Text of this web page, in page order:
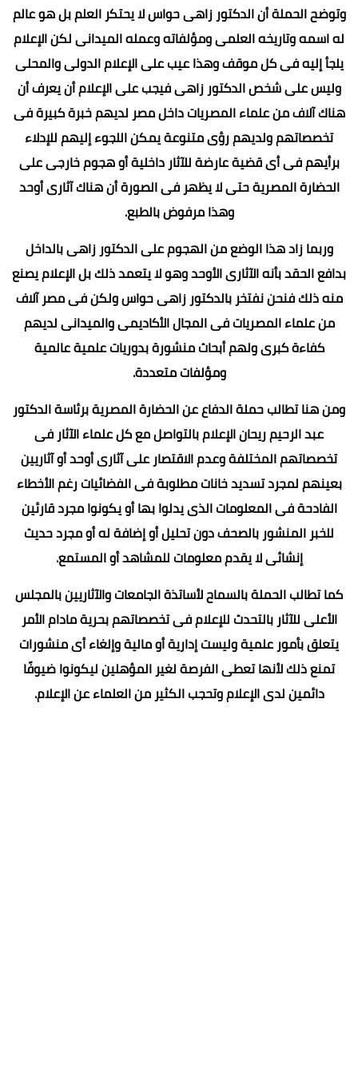
وتوضح الحملة أن الدكتور زاهى حواس لا يحتكر العلم بل هو عالم
له اسمه وتاريخه العلمى ومؤلفاته وعمله الميدانى لكن الإعلام
يلجأ إليه فى كل موقف وهذا عيب على الإعلام الدولى والمحلى
وليس على شخص الدكتور زاهى فيجب على الإعلام أن يعرف أن
هناك آلاف من علماء المصريات داخل مصر لديهم خبرة كبيرة فى
تخصصاتهم ولديهم رؤى متنوعة يمكن اللجوء إليهم للإدلاء
برأيهم فى أى قضية عارضة للآثار داخلية أو هجوم خارجى على
الحضارة المصرية حتى لا يظهر فى الصورة أن هناك آثارى أوحد
وهذا مرفوض بالطبع.
وربما زاد هذا الوضع من الهجوم على الدكتور زاهى بالداخل
بدافع الحقد بأنه الآثارى الأوحد وهو لا يتعمد ذلك بل الإعلام يصنع
منه ذلك فنحن نفتخر بالدكتور زاهى حواس ولكن فى مصر آلاف
من علماء المصريات فى المجال الأكاديمى والميدانى لديهم
كفاءة كبرى ولهم أبحاث منشورة بدوريات علمية عالمية
ومؤلفات متعددة.
ومن هنا تطالب حملة الدفاع عن الحضارة المصرية برئاسة الدكتور
عبد الرحيم ريحان الإعلام بالتواصل مع كل علماء الآثار فى
تخصصاتهم المختلفة وعدم الاقتصار على آثارى أوحد أو آثاريين
بعينهم لمجرد تسديد خانات مطلوبة فى الفضائيات رغم الأخطاء
الفادحة فى المعلومات الذى يدلوا بها أو يكونوا مجرد قارئين
للخبر المنشور بالصحف دون تحليل أو إضافة له أو مجرد حديث
إنشائى لا يقدم معلومات للمشاهد أو المستمع.
كما تطالب الحملة بالسماح لأساتذة الجامعات والآثاريين بالمجلس
الأعلى للآثار بالتحدث للإعلام فى تخصصاتهم بحرية مادام الأمر
يتعلق بأمور علمية وليست إدارية أو مالية وإلغاء أى منشورات
تمنع ذلك لأنها تعطى الفرصة لغير المؤهلين ليكونوا ضيوفًا
دائمين لدى الإعلام وتحجب الكثير من العلماء عن الإعلام.